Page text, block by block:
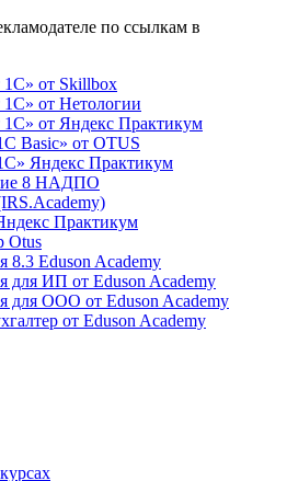
по ссылкам в
от Skillbox
от Нетологии
от Яндекс Практикум
Basic» от OTUS
Яндекс Практикум
8 НАДПО
Практикум
Otus
8.3 Eduson Academy
для ИП от Eduson Academy
для ООО от Eduson Academy
от Eduson Academy